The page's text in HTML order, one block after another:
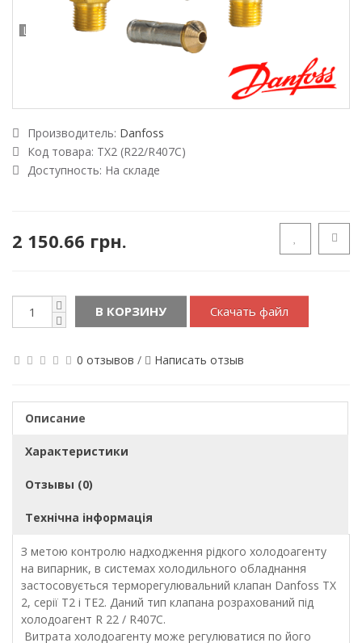
Loading...
Производитель: Danfoss
Код товара: TX2 (R22/R407C)
Доступность: На складе
2 150.66 грн.
В КОРЗИНУ Скачать файл
0 отзывов / Написать отзыв
Описание
Характеристики
Отзывы (0)
Технічна інформація
З метою контролю надходження рідкого холодоагенту
на випарник, в системах холодильного обладнання
застосовується терморегулювальний клапан Danfoss TX
2, серії T2 і TE2. Даний тип клапана розрахований під
холодоагент R 22 / R407C.
Витрата холодоагенту може регулюватися по його